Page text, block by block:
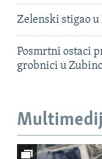
Zelenski stigao u
Posmrtni ostaci
grobnici u